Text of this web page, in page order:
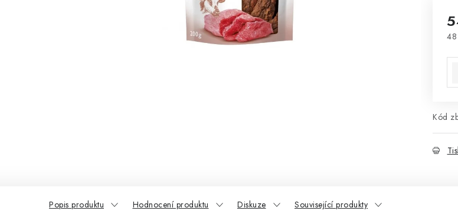
Kód
Popis produktu Hodnocení produktu Diskuze Související produkty